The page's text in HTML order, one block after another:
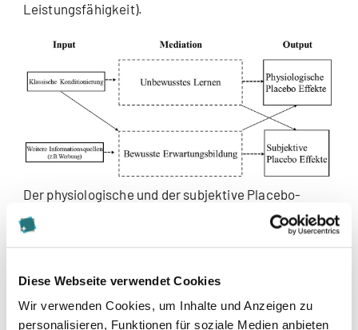
Diese Webseite verwendet Cookies
Wir verwenden Cookies, um Inhalte und Anzeigen zu
personalisieren, Funktionen für soziale Medien anbieten
Leistungsfähigkeit).
Der physiologische und der subjektive Placebo-
Effekt, in Anlehnung an Stewart-Williams & Podd,
2004. (Abbildung)
Wirkt ein Placebo-Effekt bei jedem?
Nein. Beispielsweise konnten Irmak und Block (2005)